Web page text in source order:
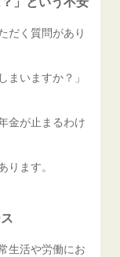
だく質問があり
まいますか？」
金が止まるわけ
ます。
生活や労働にお